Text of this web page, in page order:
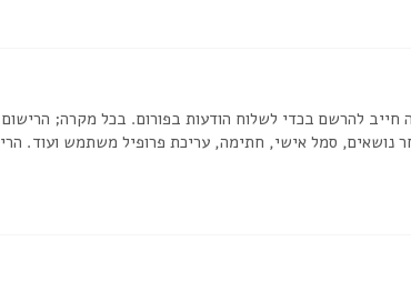
חייב להרשם בכדי לשלוח הודעות בפורום. בכל מקרה;
נושאים, סמל אישי, חתימה, עריכת פרופיל משתמש ועוד.